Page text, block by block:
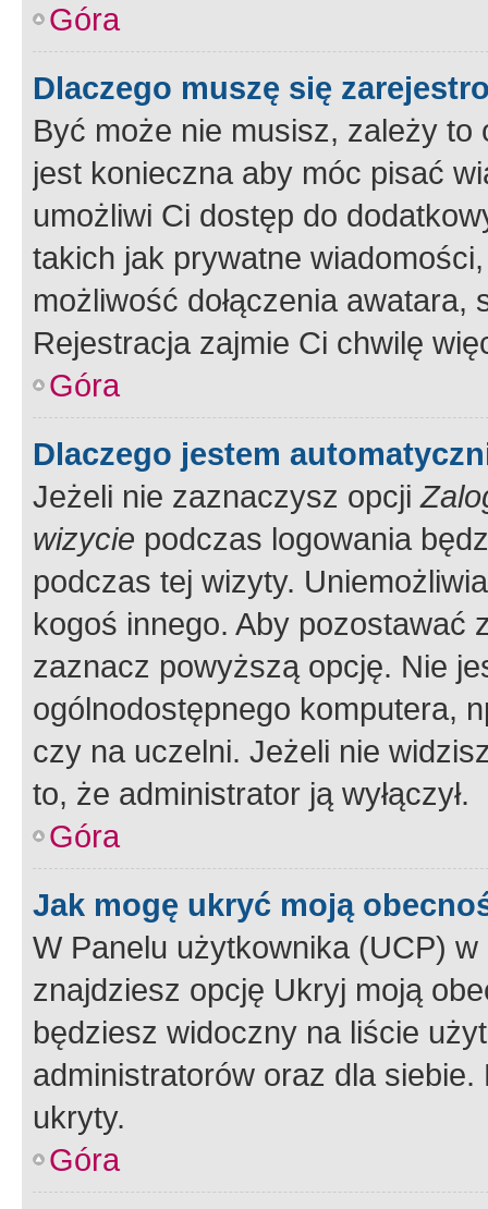
Góra
Dlaczego muszę się
Być może nie musisz, zależy
jest konieczna aby móc pisać
umożliwi Ci dostęp do
takich jak prywatne
możliwość dołączenia
Rejestracja zajmie Ci chwilę
Góra
Dlaczego jestem
Jeżeli nie zaznaczysz opcji
wizycie podczas logowania
podczas tej wizyty.
kogoś innego. Aby pozostawać
zaznacz powyższą opcję. Nie
ogólnodostępnego komputera,
czy na uczelni. Jeżeli nie
to, że administrator ją wyłączył.
Góra
Jak mogę ukryć moją
W Panelu użytkownika (UCP) w
znajdziesz opcję Ukryj moją
będziesz widoczny na liście
administratorów oraz dla
ukryty.
Góra